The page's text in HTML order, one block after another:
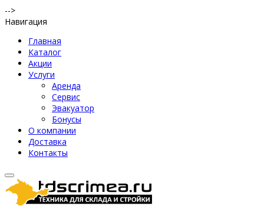
-->
Навигация
Главная
Каталог
Акции
Услуги
Аренда
Сервис
Эвакуатор
Бонусы
О компании
Доставка
Контакты